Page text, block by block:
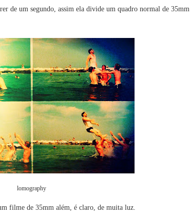
de um segundo, assim ela divide um quadro normal de 35mm
lomography
filme de 35mm além, é claro, de muita luz.